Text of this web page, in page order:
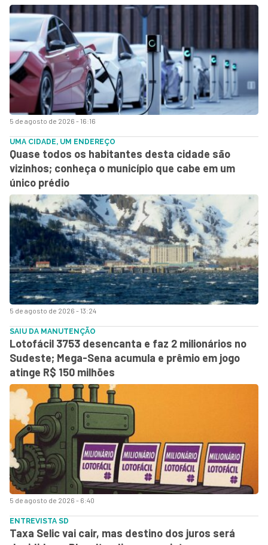
5 de agosto de 2026 - 16:16
5 de agosto de 2026 - 13:24
UMA CIDADE, UM ENDEREÇO
Quase todos os habitantes desta cidade são
vizinhos; conheça o município que cabe em um
único prédio
5 de agosto de 2026 - 6:40
SAIU DA MANUTENÇÃO
Lotofácil 3753 desencanta e faz 2 milionários no
Sudeste; Mega-Sena acumula e prêmio em jogo
atinge R$ 150 milhões
ENTREVISTA SD
Taxa Selic vai cair, mas destino dos juros será